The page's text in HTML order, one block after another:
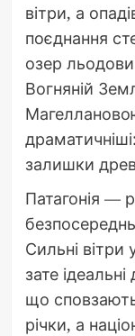
вітри, а
поєднання
озер
Вогняній
залишки
Патагонія —
Сильні
зате
що
річки, а